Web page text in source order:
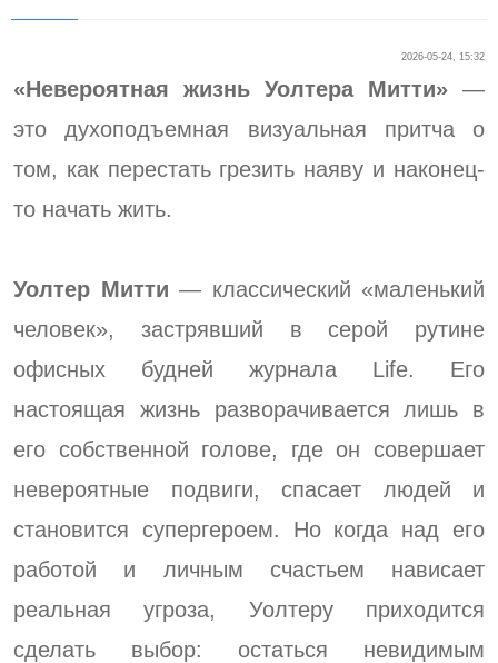
2026-05-24, 15:32
«Невероятная жизнь Уолтера Митти» —
это духоподъемная визуальная притча о
том, как перестать грезить наяву и наконец-
то начать жить.
Уолтер Митти — классический «маленький
человек», застрявший в серой рутине
офисных будней журнала Life. Его
настоящая жизнь разворачивается лишь в
его собственной голове, где он совершает
невероятные подвиги, спасает людей и
становится супергероем. Но когда над его
работой и личным счастьем нависает
реальная угроза, Уолтеру приходится
сделать выбор: остаться невидимым